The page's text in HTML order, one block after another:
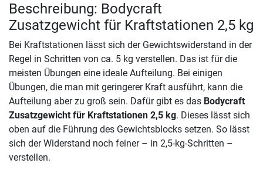
Beschreibung: Bodycraft
Zusatzgewicht für Kraftstationen 2,5 kg
Bei Kraftstationen lässt sich der Gewichtswiderstand in der
Regel in Schritten von ca. 5 kg verstellen. Das ist für die
meisten Übungen eine ideale Aufteilung. Bei einigen
Übungen, die man mit geringerer Kraft ausführt, kann die
Aufteilung aber zu groß sein. Dafür gibt es das Bodycraft
Zusatzgewicht für Kraftstationen 2,5 kg. Dieses lässt sich
oben auf die Führung des Gewichtsblocks setzen. So lässt
sich der Widerstand noch feiner – in 2,5-kg-Schritten –
verstellen.